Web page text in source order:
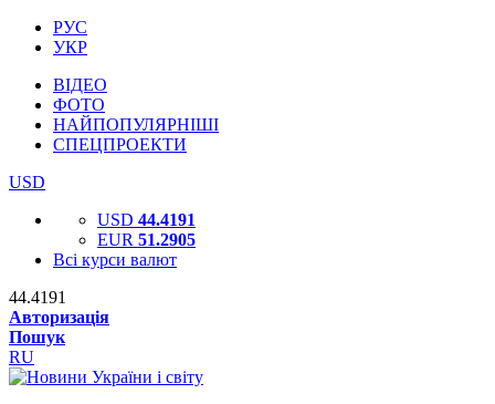
РУС
УКР
ВІДЕО
ФОТО
НАЙПОПУЛЯРНІШІ
СПЕЦПРОЕКТИ
USD
USD 44.4191
EUR 51.2905
Всі курси валют
44.4191
Авторизація
Пошук
RU